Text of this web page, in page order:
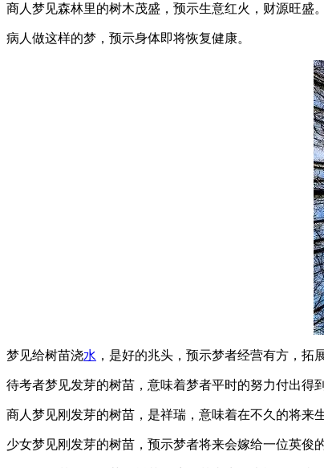
商人梦见森林里的树木茂盛，预示生意红火，财源旺盛。
病人做这样的梦，预示身体即将恢复健康。
梦见给树苗浇水 ，是好的兆头，预示梦者经营有方，拓
待考者梦见发芽的树苗，意味着梦者平时的努力付出得
商人梦见刚发芽的树苗，是祥瑞，意味着在不久的将来
少女梦见刚发芽的树苗，预示梦者将来会嫁给一位英俊